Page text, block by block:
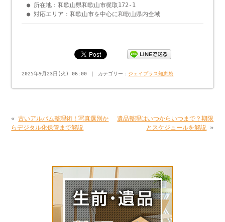
● 所在地：和歌山県和歌山市梶取172-1
● 対応エリア：和歌山市を中心に和歌山県内全域
2025年9月23日(火) 06:00 ｜ カテゴリー： ジェイプラス知恵袋
«古いアルバム整理術！写真選別か
らデジタル化保管まで解説
遺品整理はいつからいつまで？期限
とスケジュールを解説 »